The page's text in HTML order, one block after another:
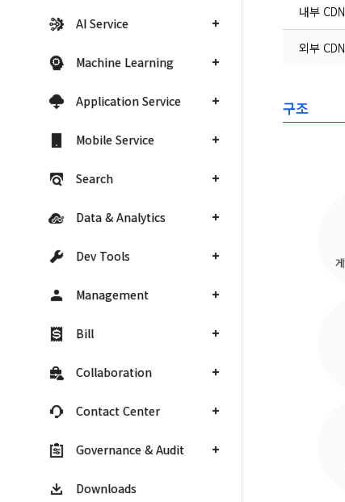
AI Service
Machine Learning
Application Service
Mobile Service
Search
Data & Analytics
Dev Tools
Management
Bill
Collaboration
Contact Center
Governance & Audit
Downloads
내부 CDN
외부 CDN
구조